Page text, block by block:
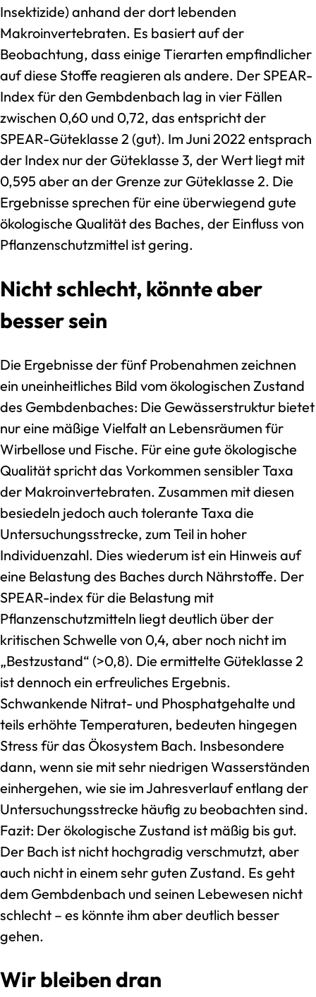
Insektizide) anhand der dort lebenden
Makroinvertebraten. Es basiert auf der
Beobachtung, dass einige Tierarten empfindlicher
auf diese Stoffe reagieren als andere. Der SPEAR-
Index für den Gembdenbach lag in vier Fällen
zwischen 0,60 und 0,72, das entspricht der
SPEAR-Güteklasse 2 (gut). Im Juni 2022 entsprach
der Index nur der Güteklasse 3, der Wert liegt mit
0,595 aber an der Grenze zur Güteklasse 2. Die
Ergebnisse sprechen für eine überwiegend gute
ökologische Qualität des Baches, der Einfluss von
Pflanzenschutzmittel ist gering.
Nicht schlecht, könnte aber
besser sein
Die Ergebnisse der fünf Probenahmen zeichnen
ein uneinheitliches Bild vom ökologischen Zustand
des Gembdenbaches: Die Gewässerstruktur bietet
nur eine mäßige Vielfalt an Lebensräumen für
Wirbellose und Fische. Für eine gute ökologische
Qualität spricht das Vorkommen sensibler Taxa
der Makroinvertebraten. Zusammen mit diesen
besiedeln jedoch auch tolerante Taxa die
Untersuchungsstrecke, zum Teil in hoher
Individuenzahl. Dies wiederum ist ein Hinweis auf
eine Belastung des Baches durch Nährstoffe. Der
SPEAR-index für die Belastung mit
Pflanzenschutzmitteln liegt deutlich über der
kritischen Schwelle von 0,4, aber noch nicht im
„Bestzustand“ (>0,8). Die ermittelte Güteklasse 2
ist dennoch ein erfreuliches Ergebnis.
Schwankende Nitrat- und Phosphatgehalte und
teils erhöhte Temperaturen, bedeuten hingegen
Stress für das Ökosystem Bach. Insbesondere
dann, wenn sie mit sehr niedrigen Wasserständen
einhergehen, wie sie im Jahresverlauf entlang der
Untersuchungsstrecke häufig zu beobachten sind.
Fazit: Der ökologische Zustand ist mäßig bis gut.
Der Bach ist nicht hochgradig verschmutzt, aber
auch nicht in einem sehr guten Zustand. Es geht
dem Gembdenbach und seinen Lebewesen nicht
schlecht – es könnte ihm aber deutlich besser
gehen.
Wir bleiben dran